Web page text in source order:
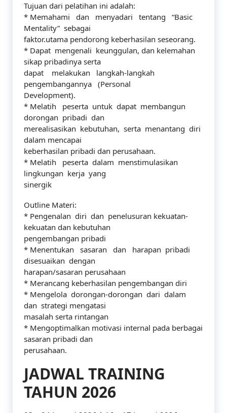
Tujuan dari pelatihan ini adalah:
* Memahami dan menyadari tentang “Basic
Mentality” sebagai
faktor.utama pendorong keberhasilan seseorang.
* Dapat mengenali keunggulan, dan kelemahan
sikap pribadinya serta
dapat melakukan langkah-langkah
pengembangannya (Personal
Development).
* Melatih peserta untuk dapat membangun
dorongan pribadi dan
merealisasikan kebutuhan, serta menantang diri
dalam mencapai
keberhasilan pribadi dan perusahaan.
* Melatih peserta dalam menstimulasikan
lingkungan kerja yang
sinergik
Outline Materi:
* Pengenalan diri dan penelusuran kekuatan-
kekuatan dan kebutuhan
pengembangan pribadi
* Menentukan sasaran dan harapan pribadi
disesuaikan dengan
harapan/sasaran perusahaan
* Merancang keberhasilan pengembangan diri
* Mengelola dorongan-dorongan dari dalam
dan strategi mengatasi
masalah serta rintangan
* Mengoptimalkan motivasi internal pada berbagai
sasaran pribadi dan
perusahaan.
JADWAL TRAINING
TAHUN 2026